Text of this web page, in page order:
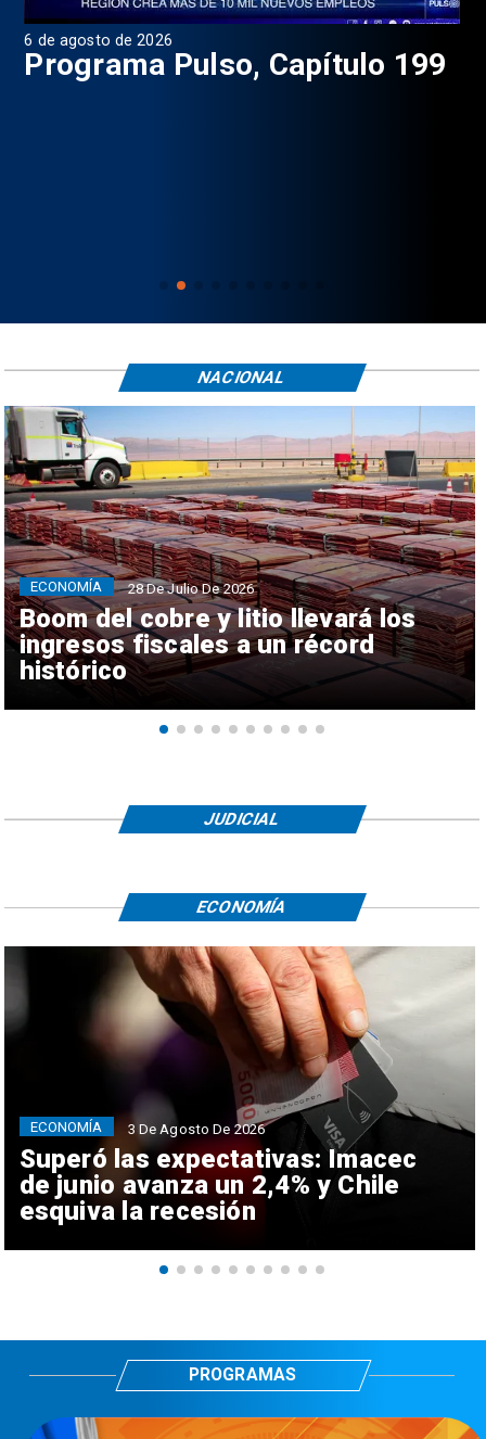
6 de agosto de 2026
Programa Pulso, Capítulo 199
Boom del cobre y litio llevará los
ingresos fiscales a un récord
histórico
ECONOMÍA 28 De Julio De 2026
NACIONAL
JUDICIAL
Superó las expectativas: Imacec
de junio avanza un 2,4% y Chile
esquiva la recesión
ECONOMÍA 3 De Agosto De 2026
ECONOMÍA
PROGRAMAS